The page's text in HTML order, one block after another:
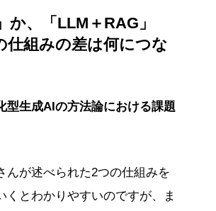
か、「LLM＋RAG」
仕組みの差は何につな
生成AIの方法論における課題
んが述べられた2つの仕組みを
くとわかりやすいのですが、ま